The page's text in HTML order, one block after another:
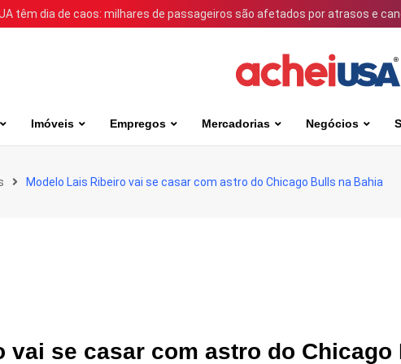
têm dia de caos: milhares de passageiros são afetados por atrasos e
Imóveis Empregos Mercadorias Negócios
Modelo Lais Ribeiro vai se casar com astro do Chicago Bulls na Bahia
vai se casar com astro do Chicago